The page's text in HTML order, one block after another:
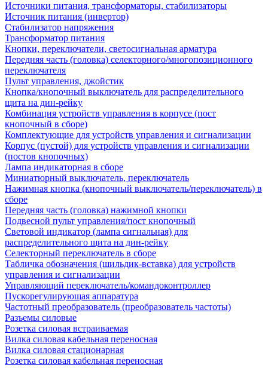
Источники питания, трансформаторы, стабилизаторы
Источник питания (инвертор)
Стабилизатор напряжения
Трансформатор питания
Кнопки, переключатели, светосигнальная арматура
Передняя часть (головка) селекторного/многопозиционного
переключателя
Пульт управления, джойстик
Кнопка/кнопочный выключатель для распределительного
щита на дин-рейку
Комбинация устройств управления в корпусе (пост
кнопочный в сборе)
Комплектующие для устройств управления и сигнализации
Корпус (пустой) для устройств управления и сигнализации
(постов кнопочных)
Лампа индикаторная в сборе
Миниатюрный выключатель, переключатель
Нажимная кнопка (кнопочный выключатель/переключатель) в
сборе
Передняя часть (головка) нажимной кнопки
Подвесной пульт управления/пост кнопочный
Световой индикатор (лампа сигнальная) для
распределительного щита на дин-рейку
Селекторный переключатель в сборе
Табличка обозначения (шильдик-вставка) для устройств
управления и сигнализации
Управляющий переключатель/командоконтроллер
Пускорегулирующая аппаратура
Частотный преобразователь (преобразователь частоты)
Разъемы силовые
Розетка силовая встраиваемая
Вилка силовая кабельная переносная
Вилка силовая стационарная
Розетка силовая кабельная переносная